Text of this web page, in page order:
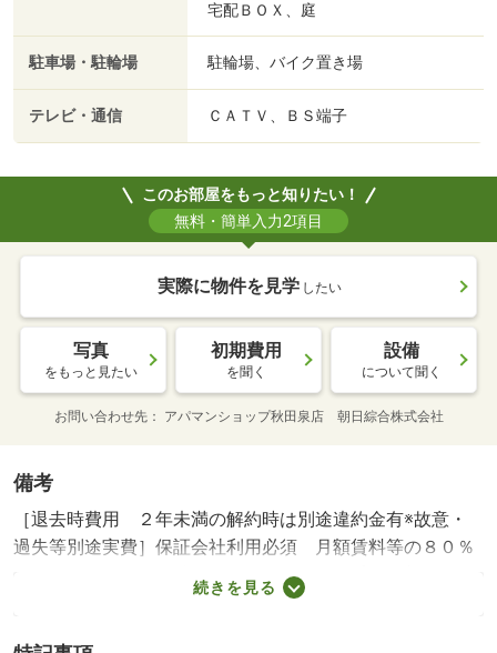
宅配ＢＯＸ、庭
駐車場・駐輪場 駐輪場、バイク置き場
テレビ・通信 ＣＡＴＶ、ＢＳ端子
このお部屋をもっと知りたい！
無料・簡単入力2項目
実際に物件を見学 したい
写真
をもっと見たい
初期費用
を聞く
設備
について聞く
お問い合わせ先 アパマンショップ秋田泉店 朝日綜合株式会社
備考
［退去時費用 ２年未満の解約時は別途違約金有※故意・
過失等別途実費］保証会社利用必須 月額賃料等の８０％
（楽賃サポート利用時３０％オフ）・保証委託更新料１
０，０００円・１年毎月次決済手数料５００円 秋田市立
続きを見る